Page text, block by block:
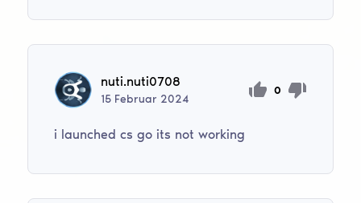
nuti.nuti0708
15 Februar 2024
0
i launched cs go its not working